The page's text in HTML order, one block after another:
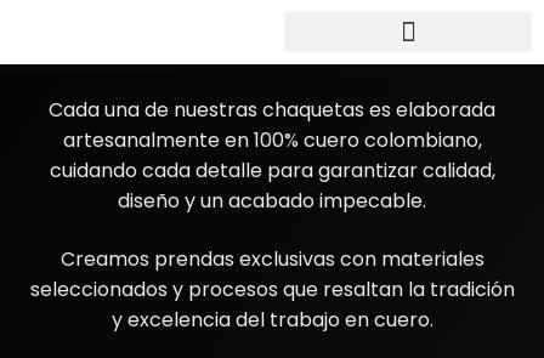
Cada una de nuestras chaquetas es elaborada
artesanalmente en 100% cuero colombiano,
cuidando cada detalle para garantizar calidad,
diseño y un acabado impecable.
Creamos prendas exclusivas con materiales
seleccionados y procesos que resaltan la tradición
y excelencia del trabajo en cuero.